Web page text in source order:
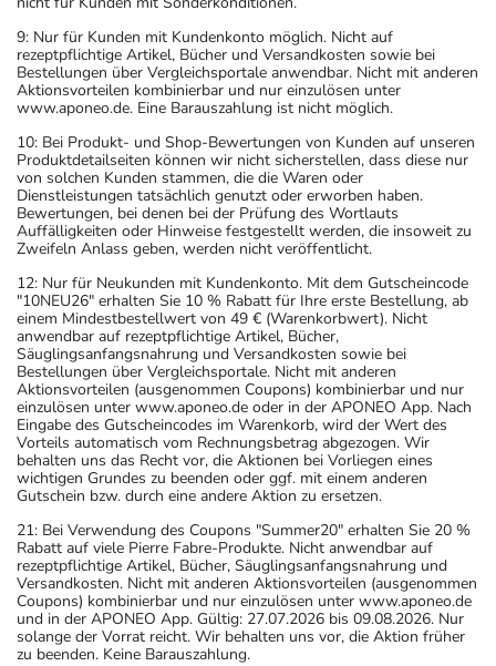
9: Nur für Kunden mit Kundenkonto möglich. Nicht auf
rezeptpflichtige Artikel, Bücher und Versandkosten sowie bei
Bestellungen über Vergleichsportale anwendbar. Nicht mit anderen
Aktionsvorteilen kombinierbar und nur einzulösen unter
www.aponeo.de. Eine Barauszahlung ist nicht möglich.
10: Bei Produkt- und Shop-Bewertungen von Kunden auf unseren
Produktdetailseiten können wir nicht sicherstellen, dass diese nur
von solchen Kunden stammen, die die Waren oder
Dienstleistungen tatsächlich genutzt oder erworben haben.
Bewertungen, bei denen bei der Prüfung des Wortlauts
Auffälligkeiten oder Hinweise festgestellt werden, die insoweit zu
Zweifeln Anlass geben, werden nicht veröffentlicht.
12: Nur für Neukunden mit Kundenkonto. Mit dem Gutscheincode
"10NEU26" erhalten Sie 10 % Rabatt für Ihre erste Bestellung, ab
einem Mindestbestellwert von 49 € (Warenkorbwert). Nicht
anwendbar auf rezeptpflichtige Artikel, Bücher,
Säuglingsanfangsnahrung und Versandkosten sowie bei
Bestellungen über Vergleichsportale. Nicht mit anderen
Aktionsvorteilen (ausgenommen Coupons) kombinierbar und nur
einzulösen unter www.aponeo.de oder in der APONEO App. Nach
Eingabe des Gutscheincodes im Warenkorb, wird der Wert des
Vorteils automatisch vom Rechnungsbetrag abgezogen. Wir
behalten uns das Recht vor, die Aktionen bei Vorliegen eines
wichtigen Grundes zu beenden oder ggf. mit einem anderen
Gutschein bzw. durch eine andere Aktion zu ersetzen.
21: Bei Verwendung des Coupons "Summer20" erhalten Sie 20 %
Rabatt auf viele Pierre Fabre-Produkte. Nicht anwendbar auf
rezeptpflichtige Artikel, Bücher, Säuglingsanfangsnahrung und
Versandkosten. Nicht mit anderen Aktionsvorteilen (ausgenommen
Coupons) kombinierbar und nur einzulösen unter www.aponeo.de
und in der APONEO App. Gültig: 27.07.2026 bis 09.08.2026. Nur
solange der Vorrat reicht. Wir behalten uns vor, die Aktion früher
zu beenden. Keine Barauszahlung.